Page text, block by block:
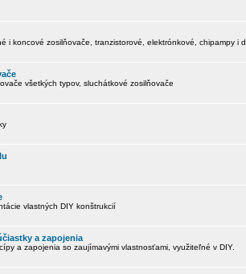
i koncové zosilňovače, tranzistorové, elektrónkové, chipampy i
všetkých typov, sluchátkové zosilňovače
vlastných DIY konštrukcií
a zapojenia
a zapojenia so zaujímavými vlastnosťami, využiteľné v DIY.